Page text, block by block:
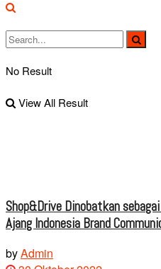
No Result
View All Result
Shop&Drive Dinobatkan
Ajang Indonesia Brand
byAdmin